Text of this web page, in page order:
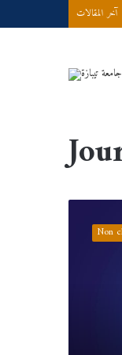
آخر المقالات
حـــــــاضنة
الأعمـــــالNon